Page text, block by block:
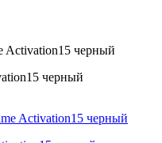
Activation15 черный
черный